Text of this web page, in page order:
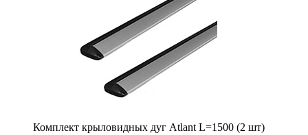
Комплект крыловидных дуг Atlant L=1500 (2 шт)